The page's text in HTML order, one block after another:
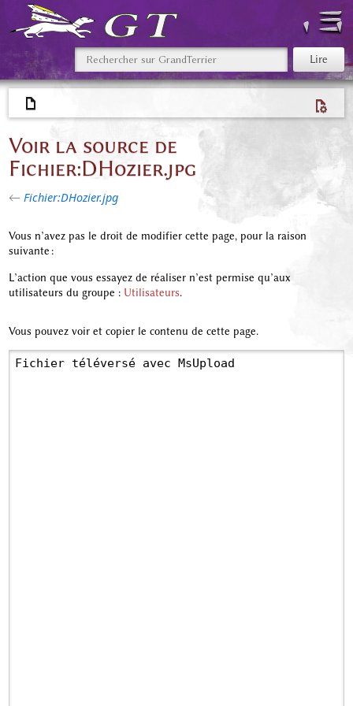
Voir la source de
Fichier:DHozier.jpg
← Fichier:DHozier.jpg
Vous n’avez pas le droit de modifier cette page, pour la raison
suivante :
L’action que vous essayez de réaliser n’est permise qu’aux
utilisateurs du groupe : Utilisateurs.
Vous pouvez voir et copier le contenu de cette page.